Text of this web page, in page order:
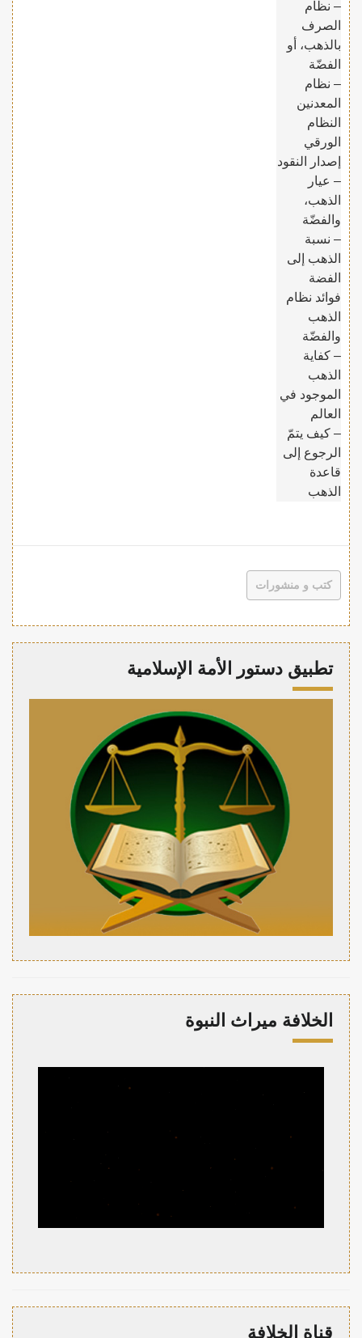
– نظام
الصرف
بالذهب، أو
الفضّة
– نظام
المعدنين
النظام
الورقي
إصدار النقود
– عيار
الذهب،
والفضّة
– نسبة
الذهب إلى
الفضة
فوائد نظام
الذهب
والفضّة
– كفاية
الذهب
الموجود في
العالم
– كيف يتمّ
الرجوع إلى
قاعدة
الذهب
كتب و منشورات
تطبيق دستور الأمة الإسلامية
الخلافة ميراث النبوة
قناة الخلافة